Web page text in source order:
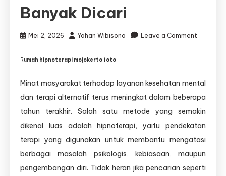
Banyak Dicari
Mei 2, 2026 Yohan Wibisono Leave a Comment
Informasi
Visual
dan
Tarik
Tempat
yang
Rumah hipnoterapi mojokerto foto
Minat masyarakat terhadap layanan kesehatan mental
dan terapi alternatif terus meningkat dalam beberapa
tahun terakhir. Salah satu metode yang semakin
dikenal luas adalah hipnoterapi, yaitu pendekatan
terapi yang digunakan untuk membantu mengatasi
berbagai masalah psikologis, kebiasaan, maupun
pengembangan diri. Tidak heran jika pencarian seperti